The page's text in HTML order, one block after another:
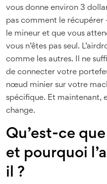
vous donne environ 3
pas comment le récupérer
le mineur et que vous
vous n’êtes pas seul.
comme les autres. Il ne
de connecter votre
nœud minier sur votre
spécifique. Et maintenant,
change.
Qu’est-ce
et pourquoi
il ?